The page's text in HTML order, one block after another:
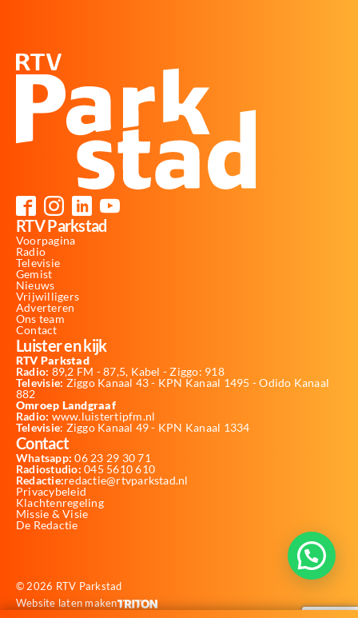
RTV Parkstad
Voorpagina
Radio
Televisie
Gemist
Nieuws
Vrijwilligers
Adverteren
Ons team
Contact
Luister en kijk
RTV Parkstad
Radio: 89,2 FM - 87,5, Kabel - Ziggo: 918
Televisie: Ziggo Kanaal 43 - KPN Kanaal 1495 - Odido Kanaal
882
Omroep Landgraaf
Radio: www.luistertipfm.nl
Televisie: Ziggo Kanaal 49 - KPN Kanaal 1334
Contact
Whatsapp: 06 23 29 30 71
Radiostudio: 045 5610 610
Redactie:redactie@rtvparkstad.nl
Privacybeleid
Klachtenregeling
Missie & Visie
De Redactie
© 2026 RTV Parkstad
Website laten maken